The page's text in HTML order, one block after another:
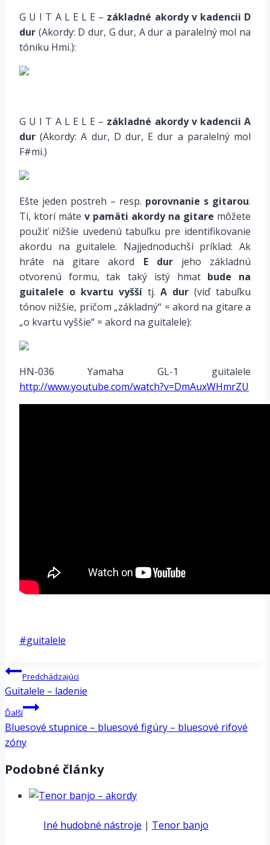
G U I T A L E L E – základné akordy v kadencii D
dur (Akordy: D dur, G dur, A dur a paralelný mol na
tóniku Hmi.):
G U I T A L E L E – základné akordy v kadencii A
dur (Akordy: A dur, D dur, E dur a paralelný mol
F#mi.)
Ešte jeden postreh – resp. porovnanie s gitarou.
Tí, ktorí máte v pamäti akordy na gitare môžete
použiť nižšie uvedenú tabuľku pre identifikovanie
akordu na guitalele. Najjednoduchší príklad: Ak
hráte na gitare akord E durjeho základnú
otvorenú formu, tak taký istý hmat bude na
guitalele o kvartu vyššítj.A dur (viď tabuľku
tónov nižšie, pričom „základný“ = akord na gitare a
„o kvartu vyššie“ = akord na guitalele):
HN-036 Yamaha GL-1 guitalele
http://www.youtube.com/watch?v=DmAuxWHmrZU
Post
#guitalele
Navigácia
v
článku
Predchádzajúci
Guitalele – ladenie
Ďalší
Bluesové stupnice – bluesové figúry – bluesové rifové
zóny
Podobné články
Iné hudobné nástroje | Tenor banjo